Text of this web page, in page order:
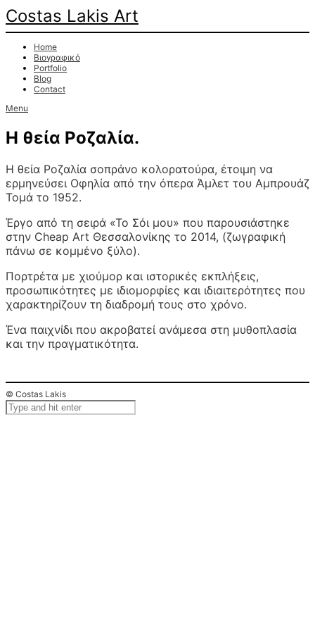
Costas Lakis Art
Home
Βιογραφικό
Portfolio
Blog
Contact
Menu
Η θεία Ροζαλία.
Η θεία Ροζαλία σοπράνο κολορατούρα, έτοιμη να
ερμηνεύσει Οφηλία από την όπερα Άμλετ του Αμπρουάζ
Τομά το 1952.
Έργο από τη σειρά «Το Σόι μου» που παρουσιάστηκε
στην Cheap Art Θεσσαλονίκης το 2014, (ζωγραφική
πάνω σε κομμένο ξύλο).
Πορτρέτα με χιούμορ και ιστορικές εκπλήξεις,
προσωπικότητες με ιδιομορφίες και ιδιαιτερότητες που
χαρακτηρίζουν τη διαδρομή τους στο χρόνο.
Ένα παιχνίδι που ακροβατεί ανάμεσα στη μυθοπλασία
και την πραγματικότητα.
© Costas Lakis